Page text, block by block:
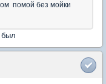
помой без мойки
был